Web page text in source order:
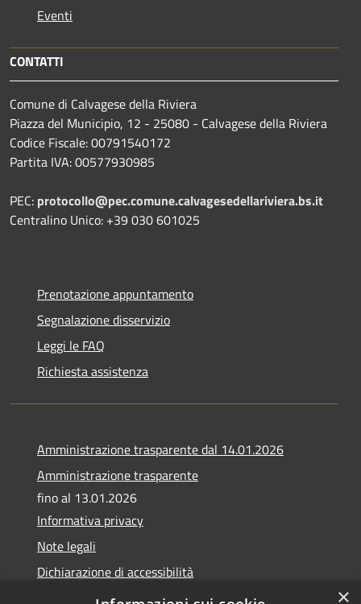
Eventi
CONTATTI
Comune di Calvagese della Riviera
Piazza del Municipio, 12 - 25080 - Calvagese della Riviera
Codice Fiscale: 00791540172
Partita IVA: 00577930985
PEC: protocollo@pec.comune.calvagesedellariviera.bs.it
Centralino Unico: +39 030 601025
Prenotazione appuntamento
Segnalazione disservizio
Leggi le FAQ
Richiesta assistenza
Amministrazione trasparente dal 14.01.2026
Amministrazione trasparente
fino al 13.01.2026
Informativa privacy
Note legali
Dichiarazione di accessibilità
Obiettivi di accessibilità
×